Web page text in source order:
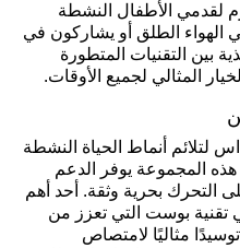
لقدمي الأطفال النشطة
الهواء الطلق أو يشاركون في
بين التقنيات المتطورة
المثالي لجميع الأوقات.
لتلائم أنماط الحياة النشطة
المجموعة يوفر الدعم
التحرك بحرية وثقة. أحد أهم
تقنية بوست التي تعزز من
توسيدًا مثاليًا لامتصاص